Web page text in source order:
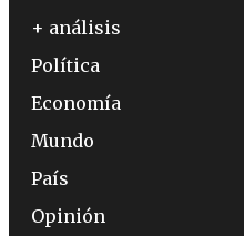
+ análisis
Política
Economía
Mundo
País
Opinión